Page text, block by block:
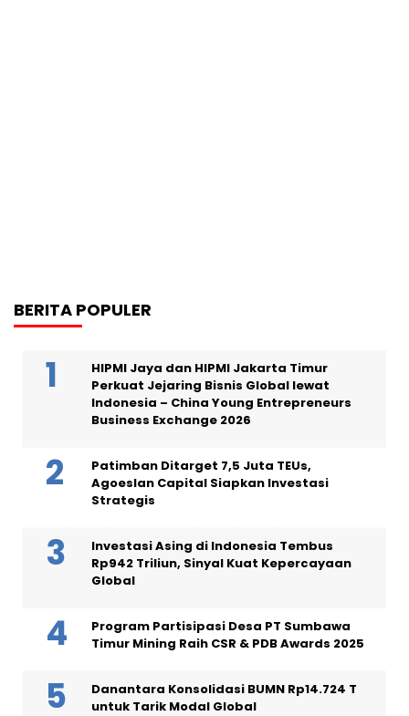
BERITA POPULER
HIPMI Jaya dan HIPMI Jakarta Timur
Perkuat Jejaring Bisnis Global lewat
Indonesia – China Young Entrepreneurs
Business Exchange 2026
Patimban Ditarget 7,5 Juta TEUs,
Agoeslan Capital Siapkan Investasi
Strategis
Investasi Asing di Indonesia Tembus
Rp942 Triliun, Sinyal Kuat Kepercayaan
Global
Program Partisipasi Desa PT Sumbawa
Timur Mining Raih CSR & PDB Awards 2025
Danantara Konsolidasi BUMN Rp14.724 T
untuk Tarik Modal Global